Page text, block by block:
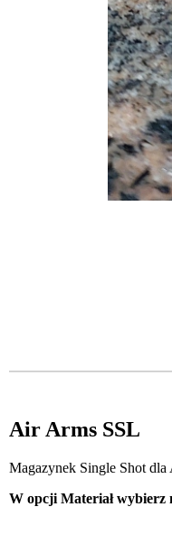
Air Arms SSL
Magazynek Single Shot dla
W opcji Materiał wybierz